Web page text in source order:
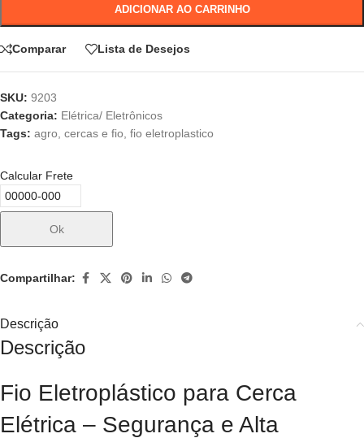
ADICIONAR AO CARRINHO
Comparar Lista de Desejos
SKU: 9203
Categoria: Elétrica/ Eletrônicos
Tags: agro cercas e fio fio eletroplastico
Calcular Frete
Ok
Compartilhar:
Descrição
Descrição
Fio Eletroplástico para Cerca
Elétrica – Segurança e Alta